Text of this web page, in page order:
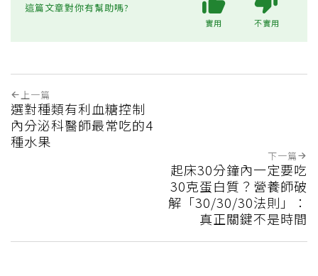
這篇文章對你有幫助嗎?
實用 不實用
上一篇
選對種類有利血糖控制
內分泌科醫師最常吃的4
種水果
下一篇
起床30分鐘內一定要吃
30克蛋白質？營養師破
解「30/30/30法則」：
真正關鍵不是時間